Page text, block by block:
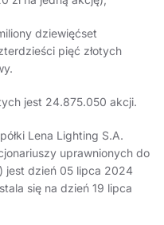
dziewięćset
pięć złotych
jest 24.875.050 akcji.
Lena Lighting S.A.
uprawnionych do
jest dzień 05 lipca 2024
się na dzień 19 lipca